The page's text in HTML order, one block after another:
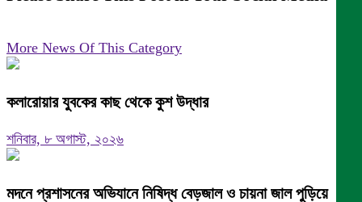
More News Of This Category
কলারোয়ার যুবকের কাছ থেকে কুশ উদ্ধার
শনিবার, ৮ অগাস্ট, ২০২৬
মদনে প্রশাসনের অভিযানে নিষিদ্ধ বেড়জাল ও চায়না জাল পুড়িয়ে